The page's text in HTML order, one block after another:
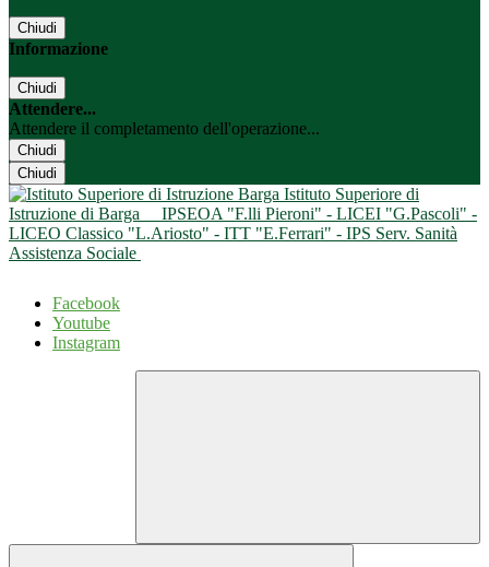
Chiudi
Informazione
Chiudi
Attendere...
Attendere il completamento dell'operazione...
Chiudi
Chiudi
Istituto Superiore di
Istruzione di Barga
IPSEOA "F.lli Pieroni" - LICEI "G.Pascoli" -
LICEO Classico "L.Ariosto" - ITT "E.Ferrari" - IPS Serv. Sanità
Assistenza Sociale
Facebook
Youtube
Instagram